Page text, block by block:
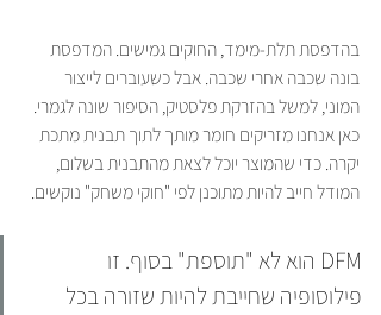
בהדפסת תלת-מימד, החוקים גמישים. המדפסת
בונה שכבה אחרי שכבה. אבל כשעוברים לייצור
המוני, למשל בהזרקת פלסטיק, הסיפור שונה לגמרי.
כאן אנחנו מזריקים חומר מותך לתוך תבנית מתכת
יקרה. כדי שהמוצר יוכל לצאת מהתבנית בשלום,
המודל חייב להיות מתוכנן לפי "חוקי משחק" נוקשים.
‏DFM הוא לא "תוספת" בסוף. זו
פילוסופיה שחייבת להיות שזורה בכל